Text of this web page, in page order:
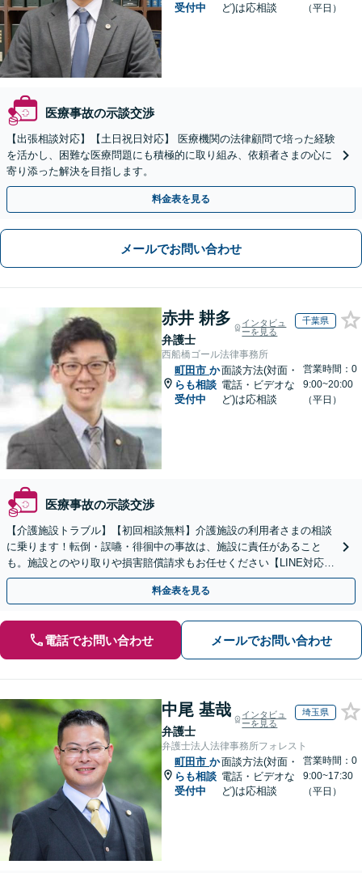
受付中
ど)は応相談
（平日）
医療事故の示談交渉
【出張相談対応】【土日祝日対応】 医療機関の法律顧問で培った経験
を活かし、困難な医療問題にも積極的に取り組み、依頼者さまの心に
寄り添った解決を目指します。
料金表を見る
メールでお問い合わせ
赤井 耕多
弁護士
インタビュ
ーを見る
千葉県
西船橋ゴール法律事務所
町田市 か
らも相談
受付中
面談方法(対面・
電話・ビデオな
ど)は応相談
営業時間：0
9:00~20:00
（平日）
医療事故の示談交渉
【介護施設トラブル】【初回相談無料】介護施設の利用者さまの相談
に乗ります！転倒・誤嚥・徘徊中の事故は、施設に責任があること
も。施設とのやり取りや損害賠償請求もお任せください【LINE対応
可】【夜間・休日面談可】【関東エリア対応】
料金表を見る
電話でお問い合わせ メールでお問い合わせ
中尾 基哉
弁護士
インタビュ
ーを見る
埼玉県
弁護士法人法律事務所フォレスト
町田市 か
らも相談
受付中
面談方法(対面・
電話・ビデオな
ど)は応相談
営業時間：0
9:00~17:30
（平日）